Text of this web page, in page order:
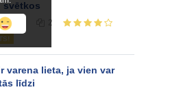
svētkos
2
varena lieta, ja vien var
līdzi